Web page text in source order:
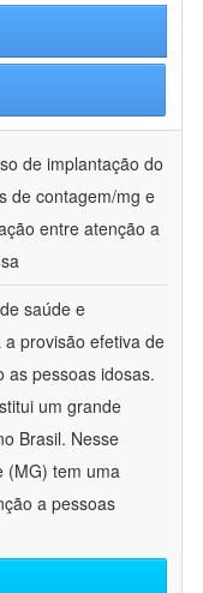
de implantação do
de contagem/mg e
entre atenção a
saúde e
provisão efetiva de
as pessoas idosas.
um grande
Brasil. Nesse
(MG) tem uma
a pessoas